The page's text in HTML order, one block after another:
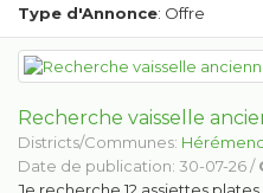
Type d'Annonce: Offre
Recherche vaisselle
Districts/Communes:
Date de publication: 30-07-26 /